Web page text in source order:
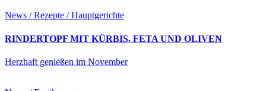
News / Rezepte / Hauptgerichte
RINDERTOPF MIT KÜRBIS, FETA UND OLIVEN
Herzhaft genießen im November